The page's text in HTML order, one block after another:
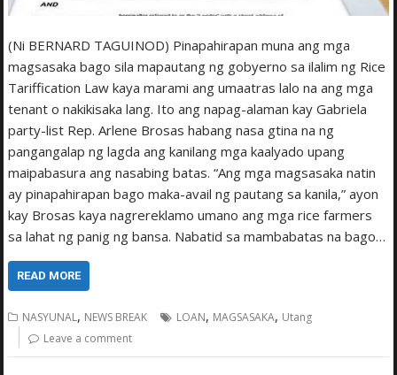
(Ni BERNARD TAGUINOD) Pinapahirapan muna ang mga
magsasaka bago sila mapautang ng gobyerno sa ilalim ng Rice
Tariffication Law kaya marami ang umaatras lalo na ang mga
tenant o nakikisaka lang. Ito ang napag-alaman kay Gabriela
party-list Rep. Arlene Brosas habang nasa gtina na ng
pangangalap ng lagda ang kanilang mga kaalyado upang
maipabasura ang nasabing batas. “Ang mga magsasaka natin
ay pinapahirapan bago maka-avail ng pautang sa kanila,” ayon
kay Brosas kaya nagrereklamo umano ang mga rice farmers
sa lahat ng panig ng bansa. Nabatid sa mambabatas na bago…
READ MORE
NASYUNAL, NEWS BREAK LOAN, MAGSASAKA, Utang
Leave a comment